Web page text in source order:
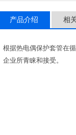
产品介绍 相
根据热电偶保护套管在
企业所青睐和接受。